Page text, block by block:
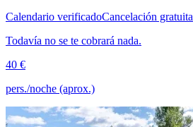
Calendario verificadoCancelación gratuita
Todavía no se te cobrará nada.
40 €
pers./noche (aprox.)